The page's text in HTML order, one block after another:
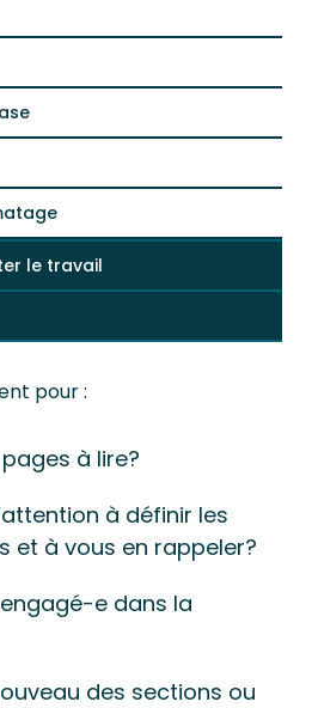
le travail
pour :
à lire?
à définir les
et à vous en rappeler?
e dans la
des sections ou